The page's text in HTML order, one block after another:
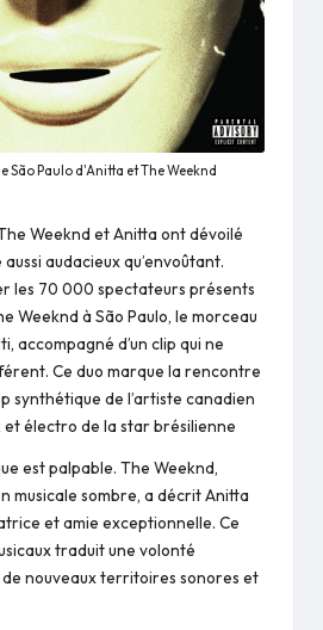
São Paulo d'Anitta et The Weeknd
Weeknd et Anitta ont dévoilé
audacieux qu’envoûtant.
les 70 000 spectateurs présents
Weeknd à São Paulo, le morceau
accompagné d’un clip qui ne
Ce duo marque la rencontre
synthétique de l’artiste canadien
et électro de la star brésilienne​
est palpable. The Weeknd,
musicale sombre, a décrit Anitta
et amie exceptionnelle. Ce
traduit une volonté
de nouveaux territoires sonores et